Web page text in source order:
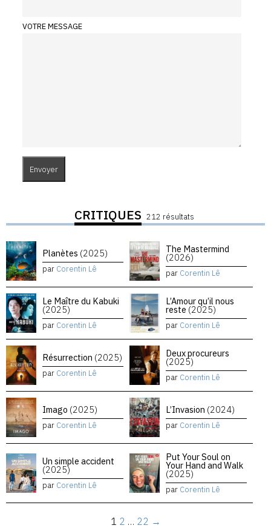
VOTRE MESSAGE
CRITIQUES 212 résultats
Planètes (2025)
par Corentin Lê
The Mastermind
(2026)
par Corentin Lê
Le Maître du Kabuki
(2025)
par Corentin Lê
L’Amour qu’il nous
reste (2025)
par Corentin Lê
Résurrection (2025)
par Corentin Lê
Deux procureurs
(2025)
par Corentin Lê
Imago (2025)
par Corentin Lê
L’Invasion (2024)
par Corentin Lê
Un simple accident
(2025)
par Corentin Lê
Put Your Soul on
Your Hand and Walk
(2025)
par Corentin Lê
1 2 … 22 →